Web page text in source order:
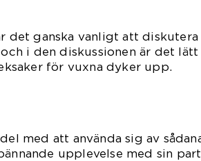
det ganska vanligt att
i den diskussionen är det
för vuxna dyker upp.
med att använda sig av
upplevelse med sin